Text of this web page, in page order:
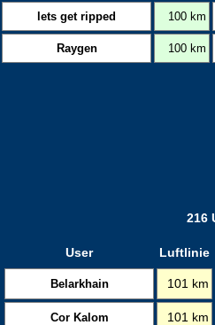
lets get ripped 100 km
Raygen 100 km
216
User Luftlinie
Belarkhain 101 km
Cor Kalom 101 km